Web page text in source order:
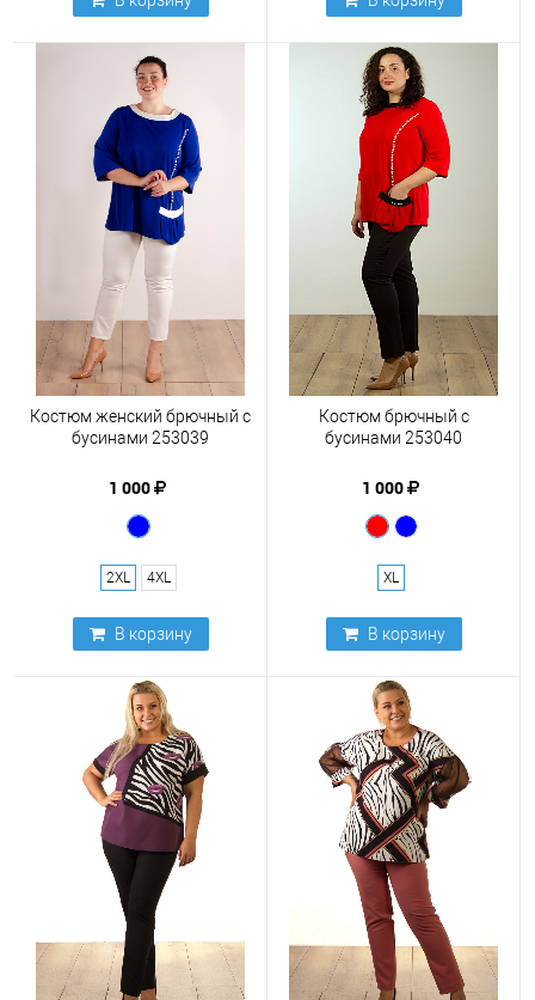
Костюм женский брючный с
бусинами 253039
1 000
2XL 4XL
В корзину
Костюм брючный с
бусинами 253040
1 000
XL
В корзину